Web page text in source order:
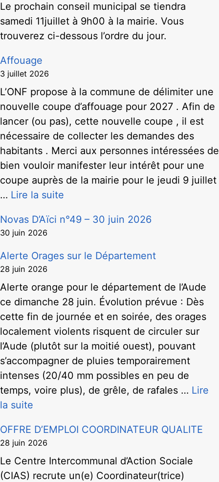
Le prochain conseil municipal se tiendra
samedi 11juillet à 9h00 à la mairie. Vous
trouverez ci-dessous l’ordre du jour.
Affouage
3 juillet 2026
L’ONF propose à la commune de délimiter une
nouvelle coupe d’affouage pour 2027 . Afin de
lancer (ou pas), cette nouvelle coupe , il est
nécessaire de collecter les demandes des
habitants . Merci aux personnes intéressées de
bien vouloir manifester leur intérêt pour une
coupe auprès de la mairie pour le jeudi 9 juillet
… Lire la suite
Novas D’Aïci n°49 – 30 juin 2026
30 juin 2026
Alerte Orages sur le Département
28 juin 2026
Alerte orange pour le département de l’Aude
ce dimanche 28 juin. Évolution prévue : Dès
cette fin de journée et en soirée, des orages
localement violents risquent de circuler sur
l’Aude (plutôt sur la moitié ouest), pouvant
s’accompagner de pluies temporairement
intenses (20/40 mm possibles en peu de
temps, voire plus), de grêle, de rafales … Lire
la suite
OFFRE D’EMPLOI COORDINATEUR QUALITE
28 juin 2026
Le Centre Intercommunal d’Action Sociale
(CIAS) recrute un(e) Coordinateur(trice)